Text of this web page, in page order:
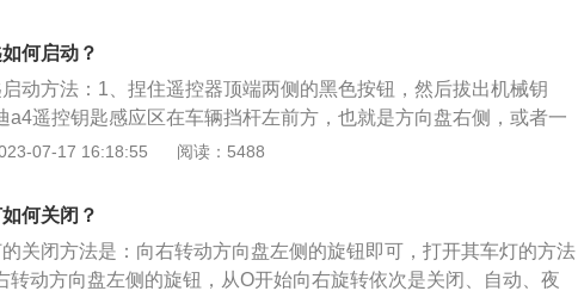
为例，其车身长宽高为4705mm、1846mm、1341mm，轴距为276
a5搭载的是2.0T204马力L4发动机，匹配的是7挡双离合变速箱，最
千瓦，最大扭矩为320牛米。
何启动？
动方法：1、捏住遥控器顶端两侧的黑色按钮，然后拔出机械钥
a4遥控钥匙感应区在车辆挡杆左前方，也就是方向盘右侧，或者一
扶手储物箱内；3、将遥控钥匙放在感应区上之后，踩住刹车同时
可将机械钥匙插入点火钥匙孔内，顺时针旋转遥控钥匙一圈，也可
。奥迪a4是由一汽大众公司制造的一款B级车型，在动力传动上，奥
了奥迪专利技术quattro全时四驱系统，为车辆提供了双倍附着力。
07-17 16:18:55 阅读：5488
何关闭？
关闭方法是：向右转动方向盘左侧的旋钮即可，打开其车灯的方法
转动方向盘左侧的旋钮，从O开始向右旋转依次是关闭、自动、夜